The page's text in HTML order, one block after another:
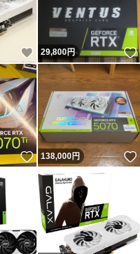
いいね！
29,800円
いいね！
138,000円